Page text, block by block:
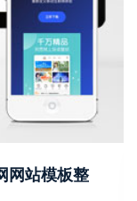
网站模板整